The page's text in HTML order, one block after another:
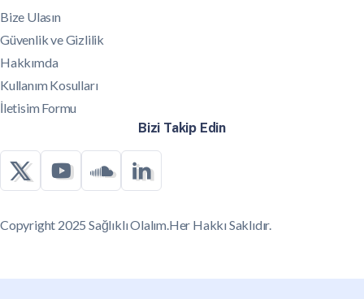
Bize Ulasın
Güvenlik ve Gizlilik
Hakkımda
Kullanım Kosulları
İletisim Formu
Bizi Takip Edin
Copyright 2025 Sağlıklı Olalım.Her Hakkı Saklıdır.